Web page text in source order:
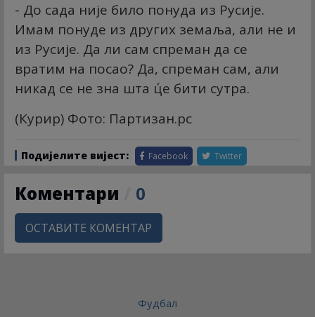
- До сада није било понуда из Русије.
Имам понуде из других земаља, али не и
из Русије. Да ли сам спреман да се
вратим на посао? Да, спреман сам, али
никад се не зна шта ц́е бити сутра.
(Курир) Фото: Партизан.рс
Подијелите вијест: Facebook Twitter
Коментари 0
ОСТАВИТЕ КОМЕНТАР
Фудбал